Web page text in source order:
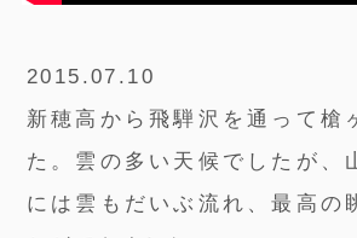
2015.07.10
新穂高から飛騨沢を通って槍
た。雲の多い天候でしたが、
には雲もだいぶ流れ、最高の